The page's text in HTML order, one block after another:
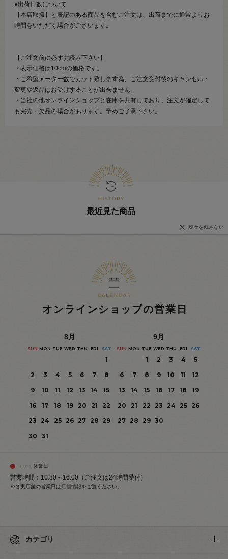
●出荷日数について
【本店取扱】と表記のある商品を含むご注文は、出荷までに通常よりお
時間をいただく場合がございます。
【ご注文前に必ずお読み下さい】
・表示価格は10cmの価格です。
・ご希望メーター数でカット致します為、ご注文受付後のキャンセル・
変更や返品はお受けすることが出来ません。
・当社の他オンラインショップと在庫を共有しており、注文が確定して
も完売・欠品の場合があります。予めご了承下さい。
最近見た商品
履歴を残さない
オンラインショップの営業日
8月
SUN MON TUE WED THU FRI SAT
1
2
3 4 5 6 7
8
9
10 11 12 13 14
15
16
17 18 19 20 21
22
23
24 25 26 27 28 29
30
31
9月
SUN MON TUE WED THU FRI SAT
1 2 3 4
5
6
7 8 9 10 11
12
13
14 15 16 17 18
19
20
21 22 23 24 25
26
27 28 29 30
・・・休業日
営業時間：10:30～16:00（ご注文は24時間受付）
※各実店舗の営業日は 店舗情報をご覧ください。
カテゴリ